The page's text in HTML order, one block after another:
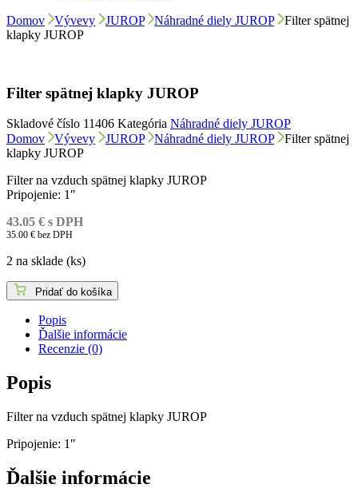
Domov Vývevy JUROP Náhradné diely JUROP
Filter spätnej
klapky JUROP
Filter spätnej klapky JUROP
Skladové číslo 11406 Kategória Náhradné diely JUROP
Domov
Vývevy JUROP Náhradné diely JUROP
Filter spätnej
klapky JUROP
Filter na vzduch spätnej klapky JUROP
Pripojenie: 1″
43.05 € s DPH
35.00 € bez DPH
2 na sklade (ks)
Pridať do košíka
Popis
Ďalšie informácie
Recenzie (0)
Popis
Filter na vzduch spätnej klapky JUROP
Pripojenie: 1″
Ďalšie informácie